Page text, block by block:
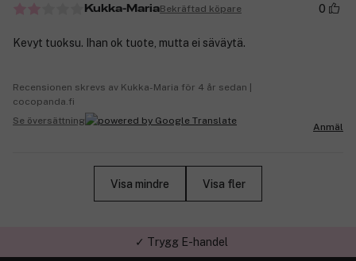
Kukka-MariaBekräftad köpare 0
Kevyt tuoksu. Ihan ok tuote, mutta ei säväytä.
Recensionen skrevs av Kukka-Maria för 4 år sedan |
cocopanda.fi
Se översättning
Anmäl
Visa mindre Visa fler
✓ Trygg E-handel